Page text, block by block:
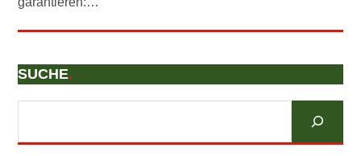
SUCHE.